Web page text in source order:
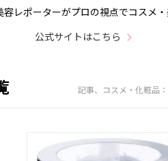
レポーターがプロの視点でコスメ・
公式サイトはこちら
記事、コスメ・化粧品